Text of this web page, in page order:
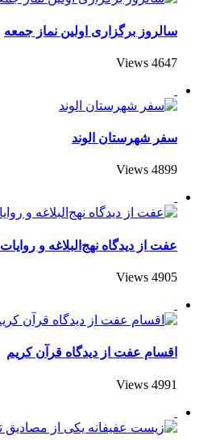
سالروز برگزاری اولین نماز جمعه
4647 Views
سفر شهرستان الوند
4899 Views
عفت از دیدگاه نهج‌البلاغه و روایات
4905 Views
اقسام عفت از دیدگاه قرآن کریم
4991 Views